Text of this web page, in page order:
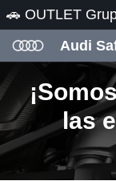
Audi
las